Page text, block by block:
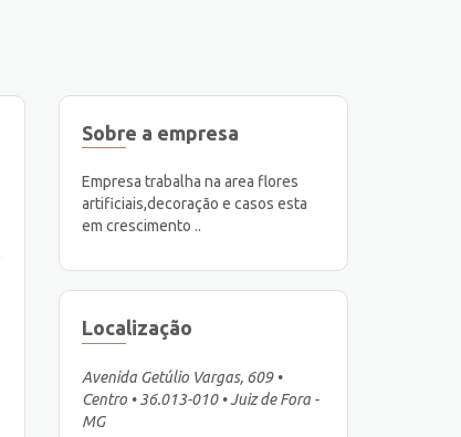
Sobre a empresa
Empresa trabalha na area flores
artificiais,decoração e casos esta
em crescimento ..
Localização
Avenida Getúlio Vargas, 609 •
Centro • 36.013-010 • Juiz de Fora -
MG